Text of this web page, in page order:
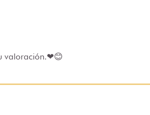
valoración.❤😊